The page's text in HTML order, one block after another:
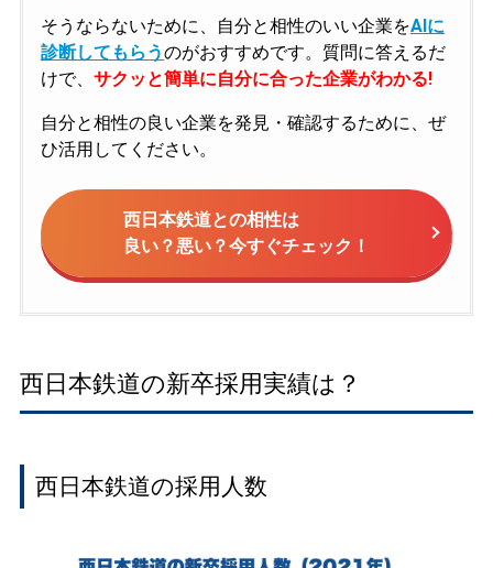
そうならないために、自分と相性のいい企業をAIに
診断してもらうのがおすすめです。質問に答えるだ
けで、 サクッと簡単に自分に合った企業がわかる!
自分と相性の良い企業を発見・確認するために、ぜ
ひ活用してください。
西日本鉄道との相性は
良い？悪い？今すぐチェック！
西日本鉄道の新卒採用実績は？
西日本鉄道の採用人数